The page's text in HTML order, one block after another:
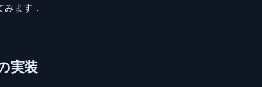
ます．
実装